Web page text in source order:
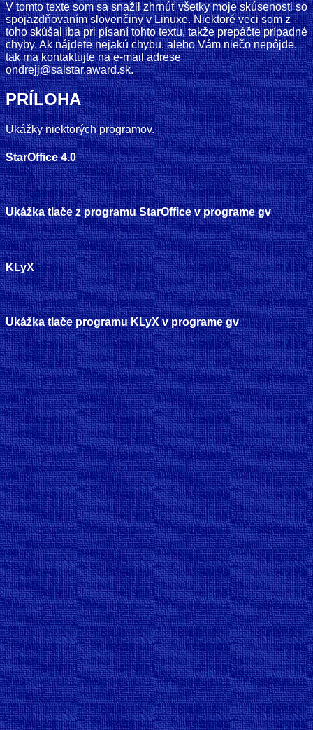
V tomto texte som sa snažil zhrnúť všetky moje skúsenosti so
spojazdňovaním slovenčiny v Linuxe. Niektoré veci som z
toho skúšal iba pri písaní tohto textu, takže prepáčte prípadné
chyby. Ak nájdete nejakú chybu, alebo Vám niečo nepôjde,
tak ma kontaktujte na e-mail adrese
ondrejj@salstar.award.sk.
PRÍLOHA
Ukážky niektorých programov.
StarOffice 4.0
Ukážka tlače z programu StarOffice v programe gv
KLyX
Ukážka tlače programu KLyX v programe gv